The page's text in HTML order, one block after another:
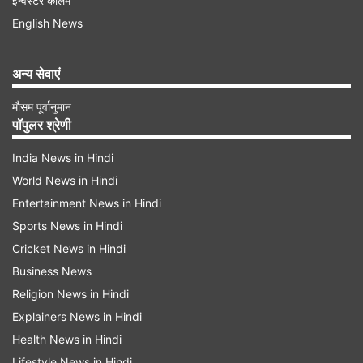
सुनील, कल्याण मास्टर
'इंद्र' एक तमिल भाषा की क्राइम थ्रिलर फिल्म है, जिसमें
English News
अन्य सेवाएं
मौसम पूर्वानुमान
पॉपुलर श्रेणी
India News in Hindi
World News in Hindi
Entertainment News in Hindi
Sports News in Hindi
Cricket News in Hindi
Business News
Religion News in Hindi
Explainers News in Hindi
Health News in Hindi